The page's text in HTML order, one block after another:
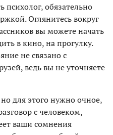
психолог, обязательно
Оглянитесь вокруг
вы можете начать
в кино, на прогулку.
не связано с
ведь вы не уточняете
для этого нужно очное,
с человеком,
ваши сомнения